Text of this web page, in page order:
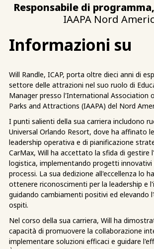
Responsabile di
IAAPA Nord
Informazioni su
Will Randle, ICAP, porta oltre dieci anni di
settore delle attrazioni nel suo ruolo di
Manager presso l'International Association
Parks and Attractions (IAAPA) del Nord
I punti salienti della sua carriera includono
Universal Orlando Resort, dove ha affinato
leadership operativa e di pianificazione
CarMax, Will ha accettato la sfida di gestire
logistica, implementando progetti
processi. La sua dedizione all'eccellenza lo
ottenere riconoscimenti per la leadership e
guidando cambiamenti positivi ed elevando
ospiti.
Nel corso della sua carriera, Will ha
capacità di promuovere la collaborazione
implementare soluzioni efficaci e guidare